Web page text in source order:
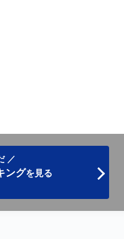
／
ングを見る